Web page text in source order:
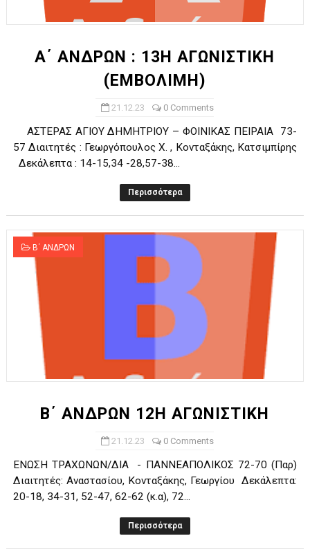
ΧΡΟΝΙΑ ΠΟΛΛΑ ΣΤΟ ΕΛΛΗΝΙΚΟ ΜΠΑΣΚΕΤ : 39Η ΕΠΕΤΕΙΟΣ ΑΠΟ
Ο δρόμος για τον 29ο τελικό κυπέλλου ανδρών ΕΣΚΑΝΑ
U21: Τεράστια πρόκριση για τον Πανελευσινιακό στον
Γ΄ανδρών play offs : "Σκληρό" καρύδι η Φιλία Περάματος
Play off B εφήβων Β φάση Στο f4 ΑΕ Ρέντη, Πέρα , Ερμής
Α΄ ΑΝΔΡΩΝ : 13Η ΑΓΩΝΙΣΤΙΚΗ
(ΕΜΒΟΛΙΜΗ)
21.12.23 0 Comments
ΑΣΤΕΡΑΣ ΑΓΙΟΥ ΔΗΜΗΤΡΙΟΥ – ΦΟΙΝΙΚΑΣ ΠΕΙΡΑΙΑ 73-
57 Διαιτητές : Γεωργόπουλος Χ. , Κονταξάκης, Κατσιμπίρης
Δεκάλεπτα : 14-15,34 -28,57-38...
Περισσότερα
Β΄ ΑΝΔΡΩΝ
Β΄ ΑΝΔΡΩΝ 12Η ΑΓΩΝΙΣΤΙΚΗ
21.12.23 0 Comments
ΕΝΩΣΗ ΤΡΑΧΩΝΩΝ/ΔΙΑ - ΠΑΝΝΕΑΠΟΛΙΚΟΣ 72-70 (Παρ)
Διαιτητές: Αναστασίου, Κονταξάκης, Γεωργίου Δεκάλεπτα:
20-18, 34-31, 52-47, 62-62 (κ.α), 72...
Περισσότερα